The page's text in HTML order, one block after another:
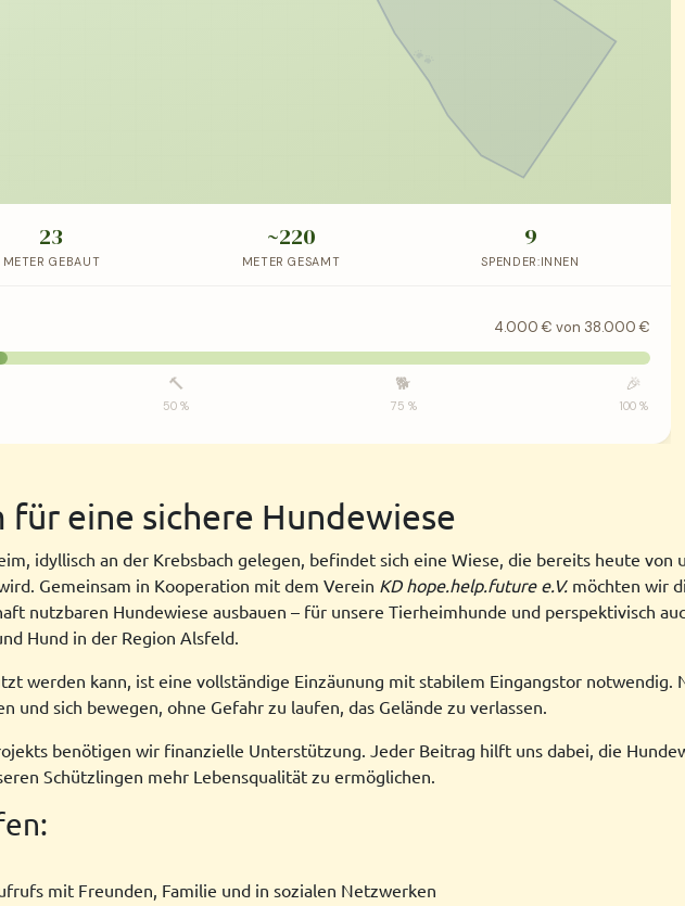
für eine sichere Hundewiese
idyllisch an der Krebsbach gelegen, befindet sich eine Wiese, die bereits heute von
Gemeinsam in Kooperation mit dem Verein KD hope.help.future e.V.möchten wir
nutzbaren Hundewiese ausbauen – für unsere Tierheimhunde und perspektivisch
Hund in der Region Alsfeld.
werden kann, ist eine vollständige Einzäunung mit stabilem Eingangstor notwendig.
und sich bewegen, ohne Gefahr zu laufen, das Gelände zu verlassen.
benötigen wir finanzielle Unterstützung. Jeder Beitrag hilft uns dabei, die
Schützlingen mehr Lebensqualität zu ermöglichen.
mit Freunden, Familie und in sozialen Netzwerken